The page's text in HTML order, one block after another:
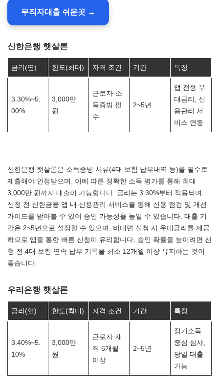
무직자대출 쉬운곳 →
신한은행 햇살론
금리(연) 한도(최대) 자격 조건 기간 특징
3.30%~5.
00%
3,000만
원
근로자·소
득증빙 필
수
2~5년
앱 전용 우
대금리, 신
용관리 서
비스 연동
신한은행 햇살론은 소득증빙 서류(4대 보험 납부내역 등)를 필수로
제출해야 인정받으며, 이에 따른 정확한 소득 평가를 통해 최대
3,000만 원까지 대출이 가능합니다. 금리는 3.30%부터 적용되며,
신청 전 신한금융 앱 내 신용관리 서비스를 통해 신용 점검 및 개선
가이드를 받아볼 수 있어 승인 가능성을 높일 수 있습니다. 대출 기
간은 2~5년으로 설정할 수 있으며, 비대면 신청 시 우대금리를 제공
하므로 앱을 통한 빠른 신청이 유리합니다. 승인 확률을 높이려면 신
청 전 4대 보험 연속 납부 기록을 최소 12개월 이상 유지하는 것이
좋습니다.
우리은행 햇살론
금리(연) 한도(최대) 자격 조건 기간 특징
3.40%~5.
10%
3,000만
원
근로자·재
직 6개월
이상
2~5년
정기소득
중심 심사,
당일 대출
가능